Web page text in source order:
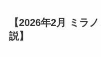
【2026年2月 ミラ
説】